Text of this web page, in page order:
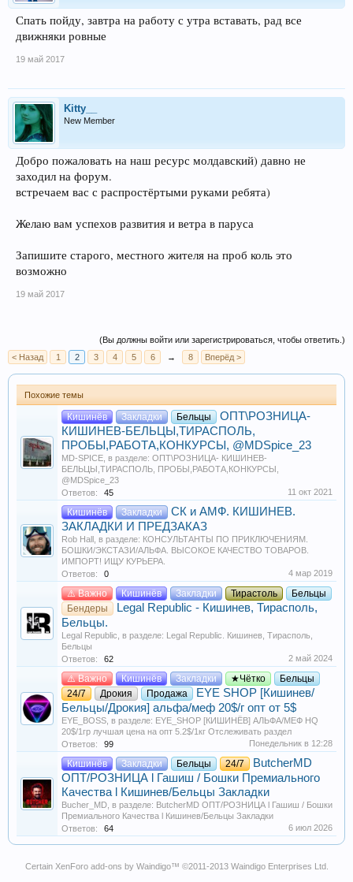
Спать пойду, завтра на работу с утра вставать, рад все
движняки ровные
19 май 2017
Kitty__
New Member
Добро пожаловать на наш ресурс молдавский) давно не
заходил на форум.
встречаем вас с распростёртыми руками ребята)
Желаю вам успехов развития и ветра в паруса
Запишите старого, местного жителя на проб коль это
возможно
19 май 2017
(Вы должны войти или зарегистрироваться, чтобы ответить.)
< Назад
1 2 3 4 5 6 → 8 Вперёд >
Похожие темы
Кишинёв Закладки Бельцы
ОПТ\РОЗНИЦА-
КИШИНЕВ-БЕЛЬЦЫ,ТИРАСПОЛЬ,
ПРОБЫ,РАБОТА,КОНКУРСЫ, @MDSpice_23
MD-SPICE , в разделе: ОПТ\РОЗНИЦА- КИШИНЕВ-
БЕЛЬЦЫ,ТИРАСПОЛЬ, ПРОБЫ,РАБОТА,КОНКУРСЫ,
@MDSpice_23
Ответов:
45 11 окт 2021
Кишинёв Закладки
СК и АМФ. КИШИНЕВ.
ЗАКЛАДКИ И ПРЕДЗАКАЗ
Rob Hall , в разделе: КОНСУЛЬТАНТЫ ПО ПРИКЛЮЧЕНИЯМ.
БОШКИ/ЭКСТАЗИ/АЛЬФА. ВЫСОКОЕ КАЧЕСТВО ТОВАРОВ.
ИМПОРТ! ИЩУ КУРЬЕРА.
Ответов:
0 4 мар 2019
⚠️ Важно Кишинёв Закладки Тирастоль
Бельцы
Бендеры
Legal Republic - Кишинев, Тирасполь,
Бельцы.
Legal Republic , в разделе: Legal Republic. Кишинев, Тирасполь,
Бельцы
Ответов:
62 2 май 2024
⚠️ Важно Кишинёв Закладки ★Чётко
Бельцы
24/7
Дрокия Продажа
EYE SHOP [Кишинев/
Бельцы/Дрокия] альфа/меф 20$/г опт от 5$
EYE_BOSS , в разделе: EYE_SHOP [КИШИНЁВ] АЛЬФА/МЕФ HQ
20$/1гр лучшая цена на опт 5.2$/1кг Отслеживать раздел
Ответов:
99 Понедельник в 12:28
Кишинёв Закладки Бельцы 24/7
ButcherMD
ОПТ/РОЗНИЦА l Гашиш / Бошки Премиального
Качества l Кишинев/Бельцы Закладки
Bucher_MD , в разделе: ButcherMD ОПТ/РОЗНИЦА l Гашиш / Бошки
Премиального Качества l Кишинев/Бельцы Закладки
Ответов:
64 6 июл 2026
Certain XenForo add-ons by Waindigo™ ©2011-2013 Waindigo Enterprises Ltd.